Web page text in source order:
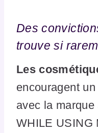
Des
trouve si
Les
encouragent
avec la
WHILE USING